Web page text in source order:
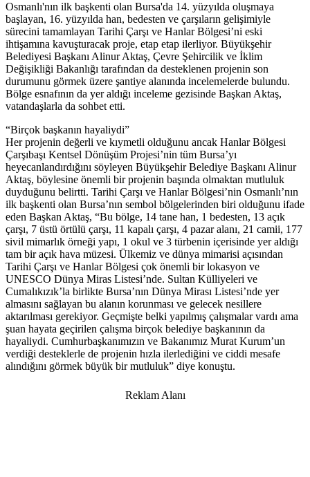
Osmanlı'nın ilk başkenti olan Bursa'da 14. yüzyılda oluşmaya
başlayan, 16. yüzyılda han, bedesten ve çarşıların gelişimiyle
sürecini tamamlayan Tarihi Çarşı ve Hanlar Bölgesi’ni eski
ihtişamına kavuşturacak proje, etap etap ilerliyor. Büyükşehir
Belediyesi Başkanı Alinur Aktaş, Çevre Şehircilik ve İklim
Değişikliği Bakanlığı tarafından da desteklenen projenin son
durumunu görmek üzere şantiye alanında incelemelerde bulundu.
Bölge esnafının da yer aldığı inceleme gezisinde Başkan Aktaş,
vatandaşlarla da sohbet etti.
“Birçok başkanın hayaliydi”
Her projenin değerli ve kıymetli olduğunu ancak Hanlar Bölgesi
Çarşıbaşı Kentsel Dönüşüm Projesi’nin tüm Bursa’yı
heyecanlandırdığını söyleyen Büyükşehir Belediye Başkanı Alinur
Aktaş, böylesine önemli bir projenin başında olmaktan mutluluk
duyduğunu belirtti. Tarihi Çarşı ve Hanlar Bölgesi’nin Osmanlı’nın
ilk başkenti olan Bursa’nın sembol bölgelerinden biri olduğunu ifade
eden Başkan Aktaş, “Bu bölge, 14 tane han, 1 bedesten, 13 açık
çarşı, 7 üstü örtülü çarşı, 11 kapalı çarşı, 4 pazar alanı, 21 camii, 177
sivil mimarlık örneği yapı, 1 okul ve 3 türbenin içerisinde yer aldığı
tam bir açık hava müzesi. Ülkemiz ve dünya mimarisi açısından
Tarihi Çarşı ve Hanlar Bölgesi çok önemli bir lokasyon ve
UNESCO Dünya Miras Listesi’nde. Sultan Külliyeleri ve
Cumalıkızık’la birlikte Bursa’nın Dünya Mirası Listesi’nde yer
almasını sağlayan bu alanın korunması ve gelecek nesillere
aktarılması gerekiyor. Geçmişte belki yapılmış çalışmalar vardı ama
şuan hayata geçirilen çalışma birçok belediye başkanının da
hayaliydi. Cumhurbaşkanımızın ve Bakanımız Murat Kurum’un
verdiği desteklerle de projenin hızla ilerlediğini ve ciddi mesafe
alındığını görmek büyük bir mutluluk” diye konuştu.
Reklam Alanı